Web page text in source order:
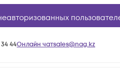
34 44Онлайн чатsales@nag.kz